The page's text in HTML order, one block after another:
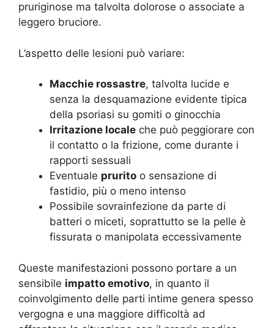
pruriginose ma talvolta dolorose o associate a
leggero bruciore.
L’aspetto delle lesioni può variare:
Macchie rossastre, talvolta lucide e
senza la desquamazione evidente tipica
della psoriasi su gomiti o ginocchia
Irritazione locale che può peggiorare con
il contatto o la frizione, come durante i
rapporti sessuali
Eventuale prurito o sensazione di
fastidio, più o meno intenso
Possibile sovrainfezione da parte di
batteri o miceti, soprattutto se la pelle è
fissurata o manipolata eccessivamente
Queste manifestazioni possono portare a un
sensibile impatto emotivo, in quanto il
coinvolgimento delle parti intime genera spesso
vergogna e una maggiore difficoltà ad